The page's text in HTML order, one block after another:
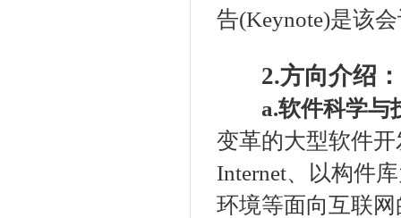
告(Keynote)是该
2.方向介绍：
a.软件科学与
变革的大型软件
Internet、以构件
环境等面向互联